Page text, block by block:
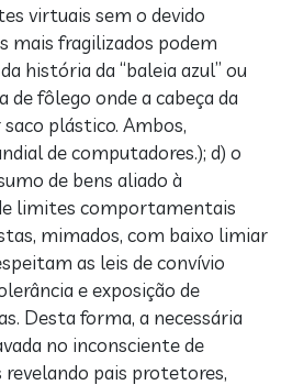
virtuais sem o devido
mais fragilizados podem
história da “baleia azul” ou
de fôlego onde a cabeça da
plástico. Ambos,
de computadores.); d) o
de bens aliado à
limites comportamentais
mimados, com baixo limiar
as leis de convívio
e exposição de
Desta forma, a necessária
no inconsciente de
revelando pais protetores,